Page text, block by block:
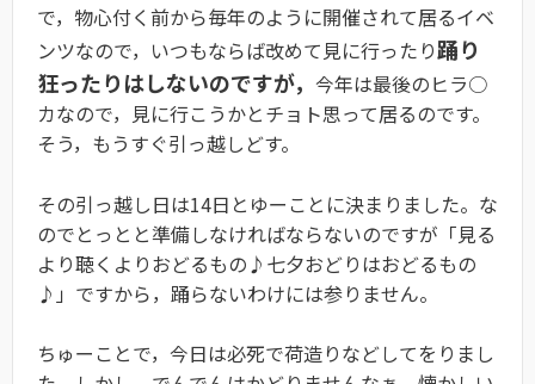
で，物心付く前から毎年のように開催されて居るイベ
ンツなので，いつもならば改めて見に行ったり踊り
狂ったりはしないのですが， 今年は最後のヒラ○
カなので，見に行こうかとチョト思って居るのです。
そう，もうすぐ引っ越しどす。
その引っ越し日は14日とゆーことに決まりました。な
のでとっとと準備しなければならないのですが「見る
より聴くよりおどるもの♪七夕おどりはおどるもの
♪」ですから，踊らないわけには参りません。
ちゅーことで，今日は必死で荷造りなどしてをりまし